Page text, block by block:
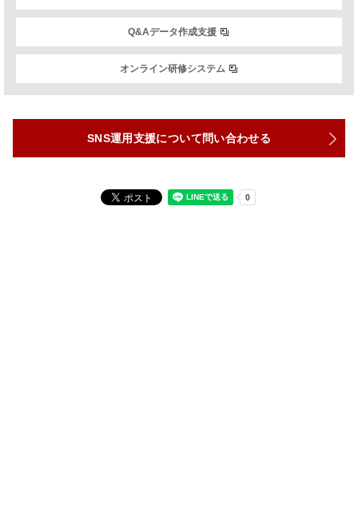
Q&Aデータ作成支援
オンライン研修システム
SNS運用支援について問い合わせる